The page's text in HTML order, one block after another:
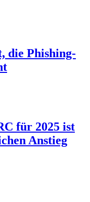
die Phishing-
für 2025 ist
Anstieg